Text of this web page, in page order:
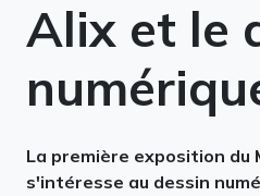
Alix et le
La première exposition du
s'intéresse au dessin